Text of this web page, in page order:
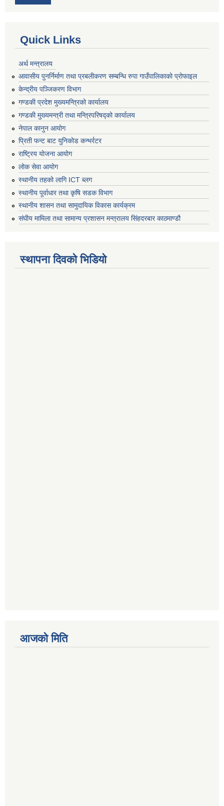
Quick Links
अर्थ मन्त्रालय
आवासीय पुनर्निर्माण तथा प्रबलीकरण सम्बन्धि रुपा गाउँपालिकाको प्रोफाइल
केन्द्रीय पञ्जिकरण विभाग
गण्डकी प्रदेश मुख्यमन्त्रिको कार्यालय
गण्डकी मुख्यमन्त्री तथा मन्त्रिपरिषद्को कार्यालय
नेपाल कानुन आयोग
प्रिती फन्ट बाट युनिकोड कन्भर्रटर
राष्ट्रिय योजना आयोग
लोक सेवा आयोग
स्थानीय तहको लागि ICT ब्लग
स्थानीय पूर्वाधार तथा कृषि सडक विभाग
स्थानीय शासन तथा सामुदायिक विकास कार्यक्रम
संघीय मामिला तथा सामान्य प्रशासन मन्त्रालय सिंहदरबार काठमाण्डौ
स्थापना दिवको भिडियो
आजको मिति